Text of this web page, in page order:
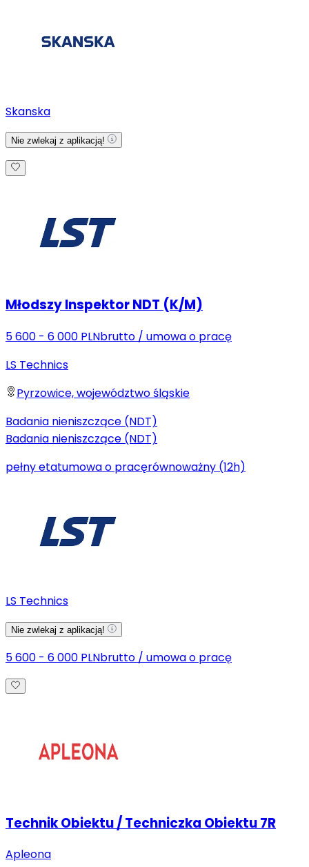
Skanska
Nie zwlekaj z aplikacją!
Młodszy Inspektor NDT (K/M)
5 600 - 6 000 PLNbrutto / umowa o pracę
LS Technics
Pyrzowice, województwo śląskie
Badania nieniszczące (NDT)
Badania nieniszczące (NDT)
pełny etatumowa o pracęrównoważny (12h)
LS Technics
Nie zwlekaj z aplikacją!
5 600 - 6 000 PLNbrutto / umowa o pracę
Technik Obiektu / Techniczka Obiektu 7R
Apleona